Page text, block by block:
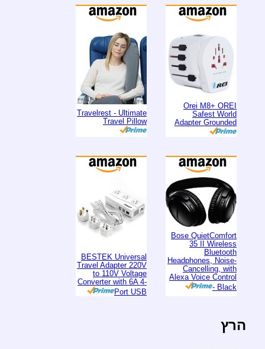
Orei M8+ OREI
Safest World
Adapter Grounded
Travelrest - Ultimate
Travel Pillow
Bose QuietComfort
35 II Wireless
Bluetooth
Headphones, Noise-
Cancelling, with
Alexa Voice Control
- Black
BESTEK Universal
Travel Adapter 220V
to 110V Voltage
Converter with 6A 4-
Port USB
הרץ